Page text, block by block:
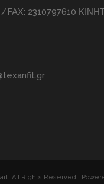
FAX: 2310797610
All Rights Reserved |